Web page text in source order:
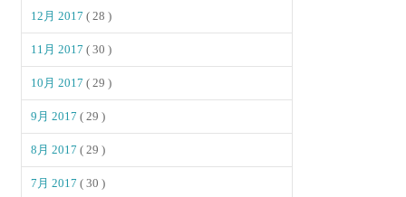
12月 2017( 28 )
11月 2017( 30 )
10月 2017( 29 )
9月 2017( 29 )
8月 2017( 29 )
7月 2017( 30 )